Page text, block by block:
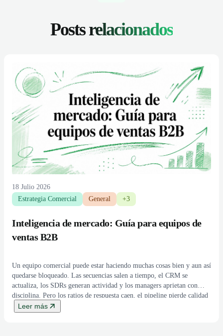
Postsrelacionados
18 Julio 2026
Estrategia Comercial
General +3
Inteligencia de mercado: Guía para equipos de
ventas B2B
Un equipo comercial puede estar haciendo muchas cosas bien y aun así
quedarse bloqueado. Las secuencias salen a tiempo, el CRM se
actualiza, los SDRs generan actividad y los managers aprietan con
disciplina. Pero los ratios de respuesta caen, el pipeline pierde calidad
y los ciclos de venta se alargan sin una causa evidente. Ese […]
Leer más